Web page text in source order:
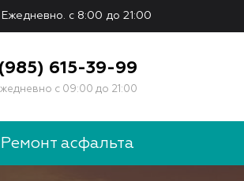
с 8:00 до 21:00
615-39-99
с 09:00 до 21:00
Ремонт асфальта